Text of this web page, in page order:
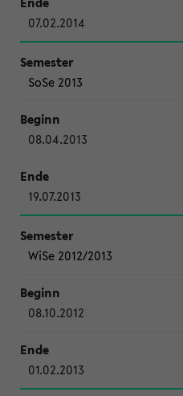
07.02.2014
SoSe 2013
08.04.2013
19.07.2013
WiSe 2012/2013
08.10.2012
01.02.2013